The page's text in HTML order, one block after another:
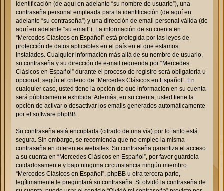
identificación (de aquí en adelante “su nombre de usuario”), una
contraseña personal empleada para la identificación (de aquí en
adelante “su contraseña”) y una dirección de email personal válida (de
aquí en adelante “su email”). La información de su cuenta en
“Mercedes Clásicos en Español” está protegida por las leyes de
protección de datos aplicables en el país en el que estamos
instalados. Cualquier información más allá de su nombre de usuario,
su contraseña y su dirección de e-mail requerida por “Mercedes
Clásicos en Español” durante el proceso de registro será obligatoria u
opcional, según el criterio de “Mercedes Clásicos en Español”. En
cualquier caso, usted tiene la opción de qué información en su cuenta
será públicamente exhibida. Además, en su cuenta, usted tiene la
opción de activar o desactivar los emails generados automáticamente
por el software phpBB.
Su contraseña está encriptada (cifrado de una vía) por lo tanto está
segura. Sin embargo, se recomienda que no emplee la misma
contraseña en diferentes websites. Su contraseña garantiza el acceso
a su cuenta en “Mercedes Clásicos en Español”, por favor guárdela
cuidadosamente y bajo ninguna circunstancia ningún miembro
“Mercedes Clásicos en Español”, phpBB u otra tercera parte,
legítimamente le preguntará su contraseña. Si olvidó la contraseña de